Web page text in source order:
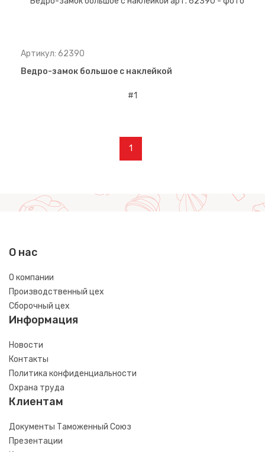
Артикул: 62390
Ведро-замок большое с наклейкой
1
О нас
О компании
Производственный цех
Сборочный цех
Информация
Новости
Контакты
Политика конфиденциальности
Охрана труда
Клиентам
Документы Таможенный Союз
Презентации